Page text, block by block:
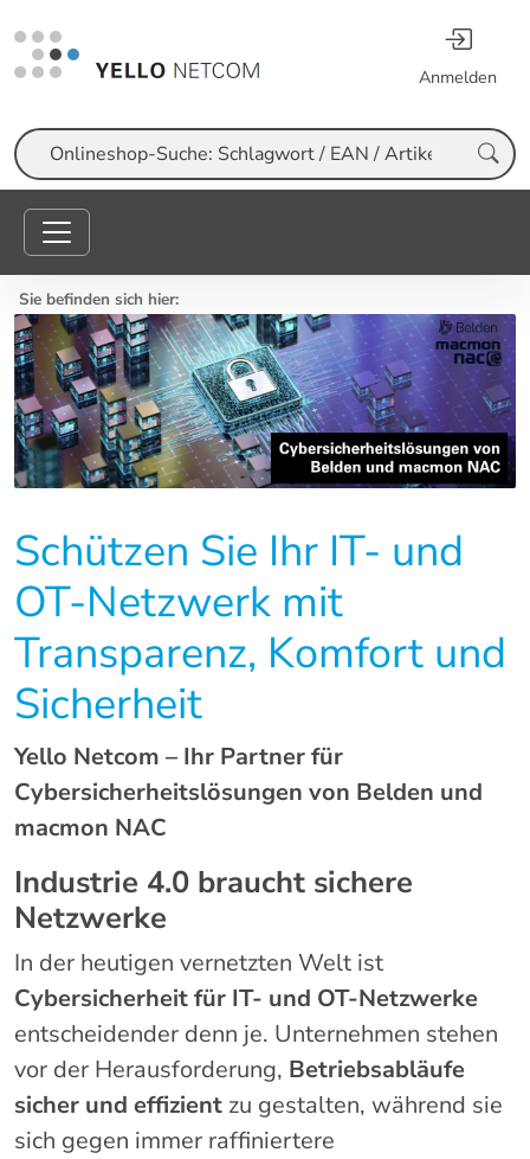
Anmelden
Suche
Sie befinden sich hier:
Schützen Sie Ihr IT- und
OT-Netzwerk mit
Transparenz, Komfort und
Sicherheit
Yello Netcom – Ihr Partner für
Cybersicherheitslösungen von Belden und
macmon NAC
Industrie 4.0 braucht sichere
Netzwerke
In der heutigen vernetzten Welt ist
Cybersicherheit für IT- und OT-Netzwerke
entscheidender denn je. Unternehmen stehen
vor der Herausforderung, Betriebsabläufe
sicher und effizient zu gestalten, während sie
sich gegen immer raffiniertere